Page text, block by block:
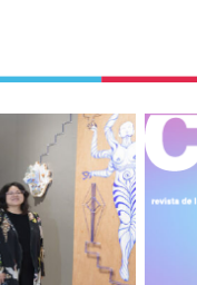
Sofía
el